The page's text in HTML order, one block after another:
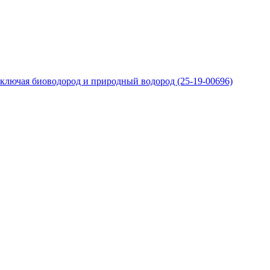
биоводород и природный водород (25-19-00696)